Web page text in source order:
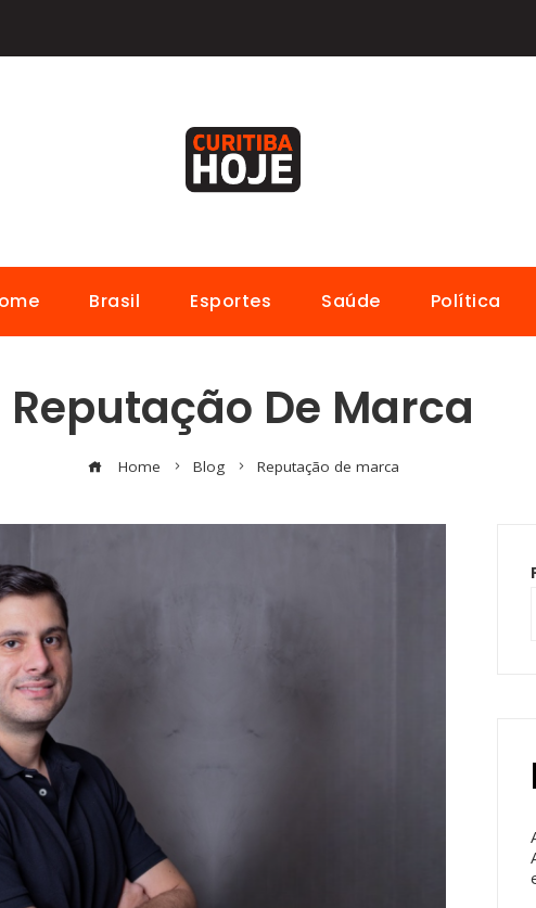
Brasil Esportes Saúde Política
Reputação De Marca
Home Blog Reputação de marca